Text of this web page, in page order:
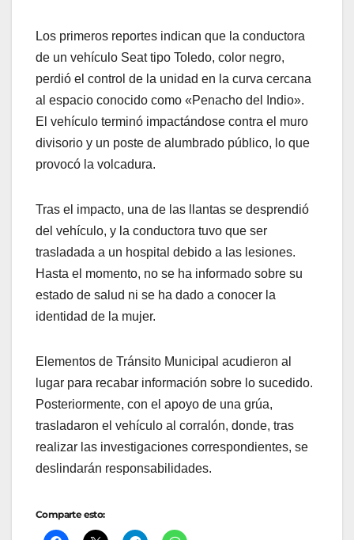
Los primeros reportes indican que la conductora
de un vehículo Seat tipo Toledo, color negro,
perdió el control de la unidad en la curva cercana
al espacio conocido como «Penacho del Indio».
El vehículo terminó impactándose contra el muro
divisorio y un poste de alumbrado público, lo que
provocó la volcadura.
Tras el impacto, una de las llantas se desprendió
del vehículo, y la conductora tuvo que ser
trasladada a un hospital debido a las lesiones.
Hasta el momento, no se ha informado sobre su
estado de salud ni se ha dado a conocer la
identidad de la mujer.
Elementos de Tránsito Municipal acudieron al
lugar para recabar información sobre lo sucedido.
Posteriormente, con el apoyo de una grúa,
trasladaron el vehículo al corralón, donde, tras
realizar las investigaciones correspondientes, se
deslindarán responsabilidades.
Comparte esto: